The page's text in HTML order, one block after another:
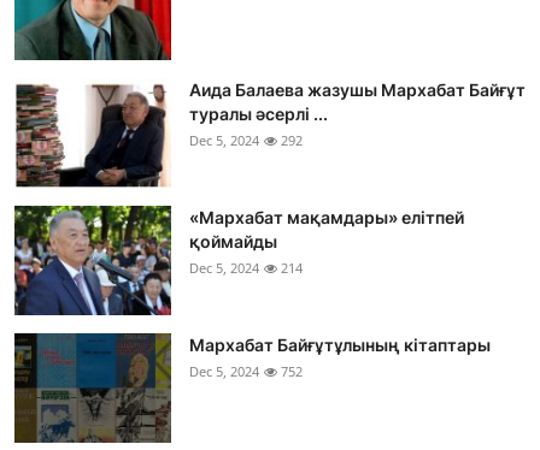
Аида Балаева жазушы Мархабат Байғұт
туралы әсерлі ...
Dec 5, 2024 292
«Мархабат мақамдары» елітпей
қоймайды
Dec 5, 2024 214
Мархабат Байғұтұлының кітаптары
Dec 5, 2024 752